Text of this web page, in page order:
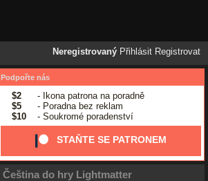
Neregistrovaný Přihlásit Registrovat
Podpořte nás
$2
- Ikona patrona na poradně
$5
- Poradna bez reklam
$10
- Soukromé poradenství
STAŇTE SE PATRONEM
Čeština do hry Lightmatter